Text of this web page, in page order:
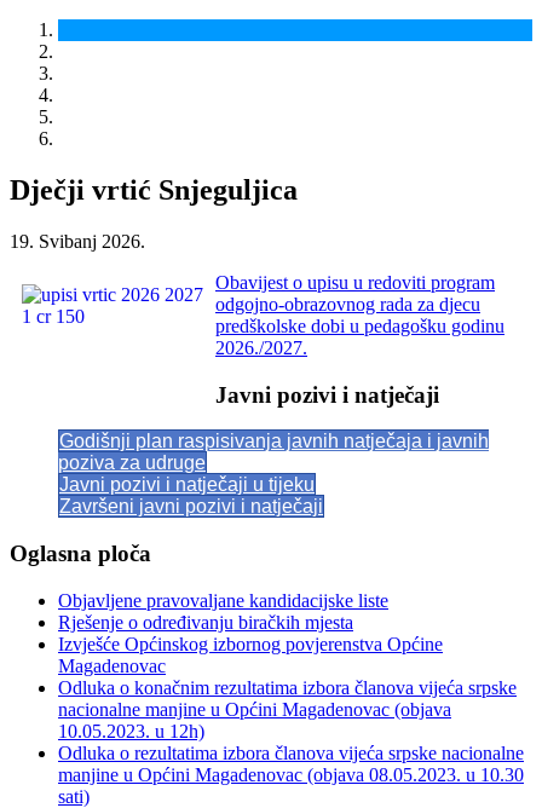
Dječji vrtić Snjeguljica
19. Svibanj 2026.
Obavijest o upisu u redoviti program
odgojno-obrazovnog rada za djecu
predškolske dobi u pedagošku godinu
2026./2027.
Javni pozivi i natječaji
Godišnji plan raspisivanja javnih natječaja i javnih
poziva za udruge
Javni pozivi i natječaji u tijeku
Završeni javni pozivi i natječaji
Oglasna ploča
Objavljene pravovaljane kandidacijske liste
Rješenje o određivanju biračkih mjesta
Izvješće Općinskog izbornog povjerenstva Općine
Magadenovac
Odluka o konačnim rezultatima izbora članova vijeća srpske
nacionalne manjine u Općini Magadenovac (objava
10.05.2023. u 12h)
Odluka o rezultatima izbora članova vijeća srpske nacionalne
manjine u Općini Magadenovac (objava 08.05.2023. u 10.30
sati)